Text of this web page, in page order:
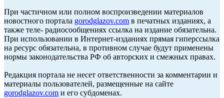
При частичном или полном воспроизведении материалов
новостного портала gorodglazov.com в печатных изданиях, а
также теле- радиосообщениях ссылка на издание обязательна.
При использовании в Интернет-изданиях прямая гиперссылка
на ресурс обязательна, в противном случае будут применены
нормы законодательства РФ об авторских и смежных правах.
Редакция портала не несет ответственности за комментарии и
материалы пользователей, размещенные на сайте
gorodglazov.com и его субдоменах.